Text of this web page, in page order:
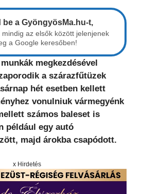
be a GyöngyösMa.hu-t,
az elsők között jelenjenek
a Google keresőben!
megkezdésével
a szárazfűtüzek
hét esetben kellett
vonulniuk vármegyénk
számos baleset is
például egy autó
majd árokba csapódott.
x Hirdetés